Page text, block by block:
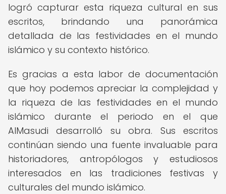
logró capturar esta riqueza cultural en sus
escritos, brindando una panorámica
detallada de las festividades en el mundo
islámico y su contexto histórico.
Es gracias a esta labor de documentación
que hoy podemos apreciar la complejidad y
la riqueza de las festividades en el mundo
islámico durante el periodo en el que
AlMasudi desarrolló su obra. Sus escritos
continúan siendo una fuente invaluable para
historiadores, antropólogos y estudiosos
interesados en las tradiciones festivas y
culturales del mundo islámico.